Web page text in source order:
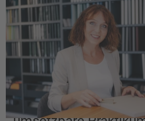
Verkäufer/in Küchen &
Innenausbau (80–100%)
In Wyssachen/Langenthal/Cham
MEHR ERFAHREN